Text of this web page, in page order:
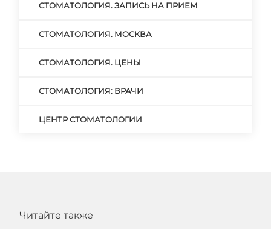
СТОМАТОЛОГИЯ. ЗАПИСЬ НА ПРИЕМ
СТОМАТОЛОГИЯ. МОСКВА
СТОМАТОЛОГИЯ. ЦЕНЫ
СТОМАТОЛОГИЯ: ВРАЧИ
ЦЕНТР СТОМАТОЛОГИИ
Читайте также